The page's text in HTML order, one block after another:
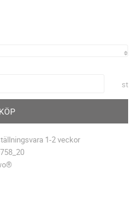
st
KÖP
1-2 veckor